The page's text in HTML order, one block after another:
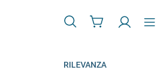
RILEVANZA